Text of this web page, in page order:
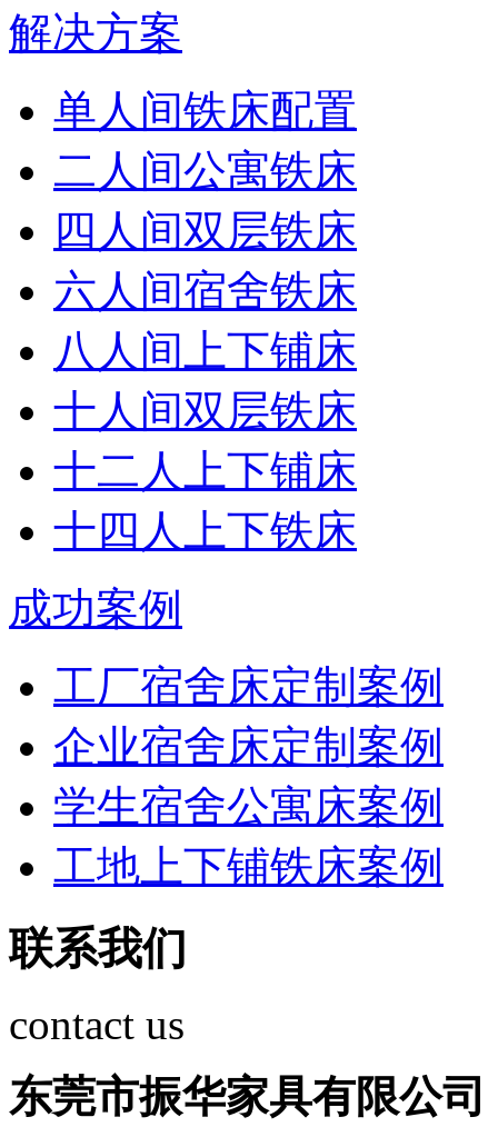
解决方案
单人间铁床配置
二人间公寓铁床
四人间双层铁床
六人间宿舍铁床
八人间上下铺床
十人间双层铁床
十二人上下铺床
十四人上下铁床
成功案例
工厂宿舍床定制案例
企业宿舍床定制案例
学生宿舍公寓床案例
工地上下铺铁床案例
联系我们
contact us
东莞市振华家具有限公司